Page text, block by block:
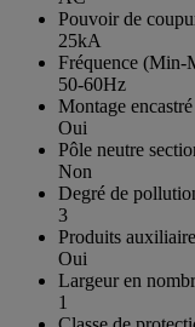
Pouvoir de
25kA
Fréquence (Min-
50-60Hz
Montage encastré
Oui
Pôle neutre
Non
Degré de
3
Produits
Oui
Largeur en
1